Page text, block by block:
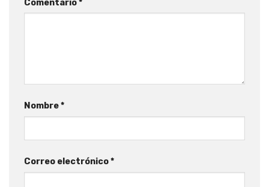
Comentario*
Nombre*
Correo electrónico*